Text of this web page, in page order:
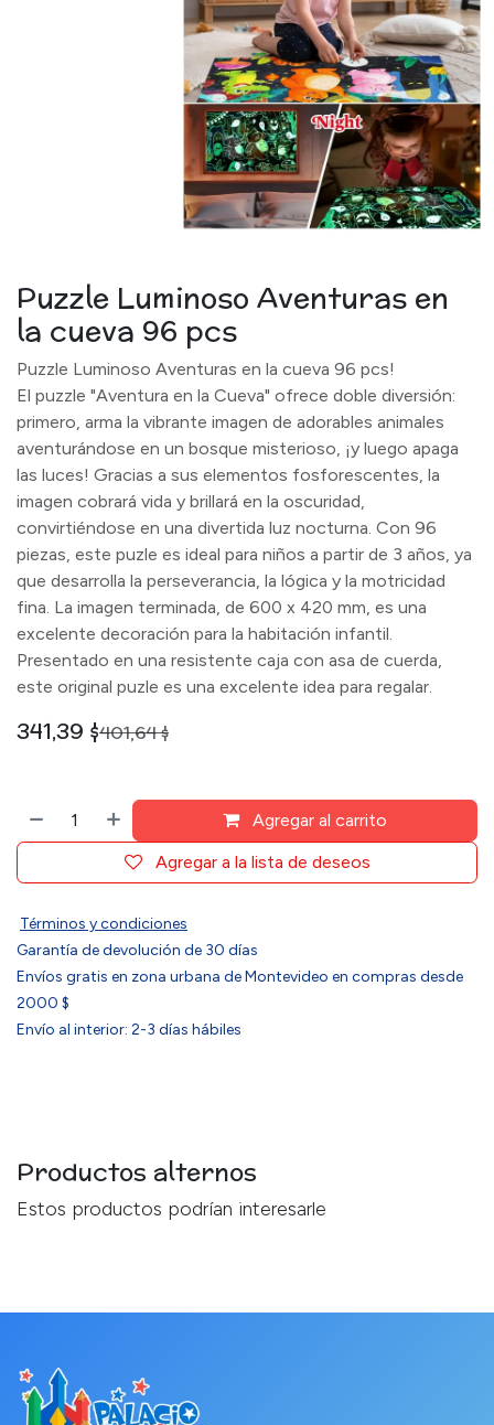
Puzzle Luminoso Aventuras en
la cueva 96 pcs
Puzzle Luminoso Aventuras en la cueva 96 pcs!
El puzzle "Aventura en la Cueva" ofrece doble diversión:
primero, arma la vibrante imagen de adorables animales
aventurándose en un bosque misterioso, ¡y luego apaga
las luces! Gracias a sus elementos fosforescentes, la
imagen cobrará vida y brillará en la oscuridad,
convirtiéndose en una divertida luz nocturna. Con 96
piezas, este puzle es ideal para niños a partir de 3 años, ya
que desarrolla la perseverancia, la lógica y la motricidad
fina. La imagen terminada, de 600 x 420 mm, es una
excelente decoración para la habitación infantil.
Presentado en una resistente caja con asa de cuerda,
este original puzle es una excelente idea para regalar.
341,39 $401,64$
Agregar al carrito
Agregar a la lista de deseos
Términos y condiciones
Garantía de devolución de 30 días
Envíos gratis en zona urbana de Montevideo en compras desde
2000 $
Envío al interior: 2-3 días hábiles
Productos alternos
Estos productos podrían interesarle